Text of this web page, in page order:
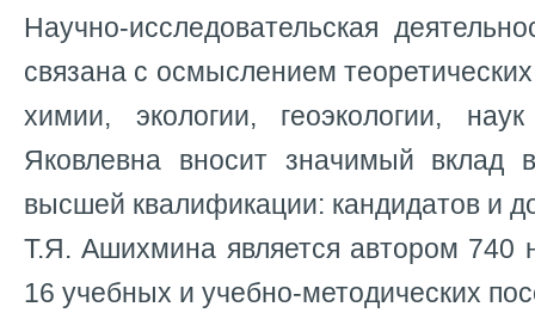
Научно-исследовательская
связана с осмыслением
химии, экологии, геоэкологии,
Яковлевна вносит значимый вклад
высшей квалификации: кандидатов и
Т.Я. Ашихмина является автором 740
16 учебных и учебно-методических